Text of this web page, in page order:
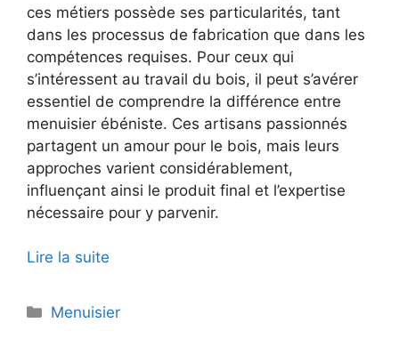
ces métiers possède ses particularités, tant
dans les processus de fabrication que dans les
compétences requises. Pour ceux qui
s’intéressent au travail du bois, il peut s’avérer
essentiel de comprendre la différence entre
menuisier ébéniste. Ces artisans passionnés
partagent un amour pour le bois, mais leurs
approches varient considérablement,
influençant ainsi le produit final et l’expertise
nécessaire pour y parvenir.
Lire la suite
Catégories
Menuisier